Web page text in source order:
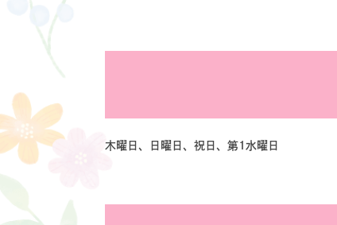
木曜日、日曜日、祝日、第1水曜日